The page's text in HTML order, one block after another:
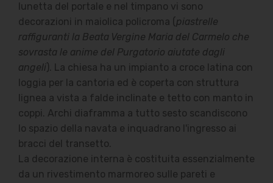
lunetta del portale e nel timpano vi sono
decorazioni in maiolica policroma ( piastrelle
raffiguranti la Beata Vergine Maria del Carmelo che
sovrasta le anime del Purgatorio aiutate dagli
angeli). La chiesa ha un impianto a croce latina con
loggia per la cantoria ed è coperta con struttura
lignea a vista a falde inclinate e tetto con manto in
coppi. Archi diaframma a tutto sesto scandiscono
lo spazio della navata e inquadrano l'ingresso ai
bracci del transetto.
La decorazione interna è costituita essenzialmente
da un rivestimento marmoreo sulle pareti e